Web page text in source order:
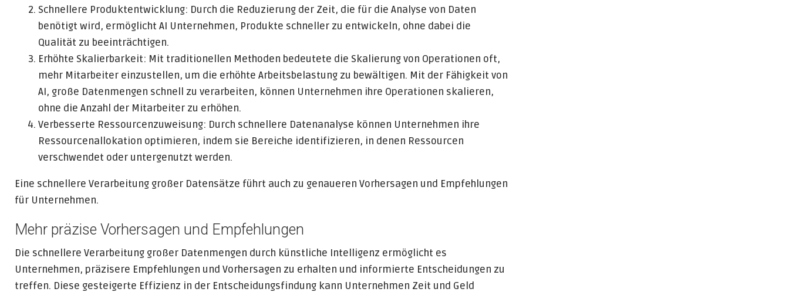
Schnellere Produktentwicklung: Durch die Reduzierung der Zeit, die für die Analyse von Daten
benötigt wird, ermöglicht AI Unternehmen, Produkte schneller zu entwickeln, ohne dabei die
Qualität zu beeinträchtigen.
Erhöhte Skalierbarkeit: Mit traditionellen Methoden bedeutete die Skalierung von Operationen oft,
mehr Mitarbeiter einzustellen, um die erhöhte Arbeitsbelastung zu bewältigen. Mit der Fähigkeit von
AI, große Datenmengen schnell zu verarbeiten, können Unternehmen ihre Operationen skalieren,
ohne die Anzahl der Mitarbeiter zu erhöhen.
Verbesserte Ressourcenzuweisung: Durch schnellere Datenanalyse können Unternehmen ihre
Ressourcenallokation optimieren, indem sie Bereiche identifizieren, in denen Ressourcen
verschwendet oder untergenutzt werden.
Eine schnellere Verarbeitung großer Datensätze führt auch zu genaueren Vorhersagen und Empfehlungen
für Unternehmen.
Mehr präzise Vorhersagen und Empfehlungen
Die schnellere Verarbeitung großer Datenmengen durch künstliche Intelligenz ermöglicht es
Unternehmen, präzisere Empfehlungen und Vorhersagen zu erhalten und informierte Entscheidungen zu
treffen. Diese gesteigerte Effizienz in der Entscheidungsfindung kann Unternehmen Zeit und Geld